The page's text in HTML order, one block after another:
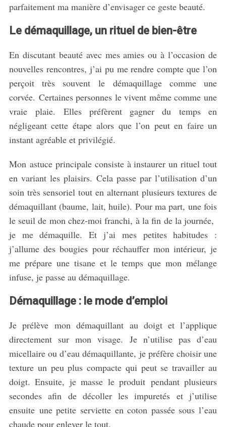
parfaitement ma manière d’envisager ce geste beauté.
Le démaquillage, un rituel de bien-être
En discutant beauté avec mes amies ou à l’occasion de
nouvelles rencontres, j’ai pu me rendre compte que l’on
perçoit très souvent le démaquillage comme une
corvée. Certaines personnes le vivent même comme une
vraie plaie. Elles préfèrent gagner du temps en
négligeant cette étape alors que l’on peut en faire un
instant agréable et privilégié.
Mon astuce principale consiste à instaurer un rituel tout
en variant les plaisirs. Cela passe par l’utilisation d’un
soin très sensoriel tout en alternant plusieurs textures de
démaquillant (baume, lait, huile). Pour ma part, une fois
le seuil de mon chez-moi franchi, à la fin de la journée,
je me démaquille. Et j’ai mes petites habitudes :
j’allume des bougies pour réchauffer mon intérieur, je
me prépare une tisane et le temps que mon mélange
infuse, je passe au démaquillage.
Démaquillage : le mode d’emploi
Je prélève mon démaquillant au doigt et l’applique
directement sur mon visage. Je n’utilise pas d’eau
micellaire ou d’eau démaquillante, je préfère choisir une
texture un peu plus compacte qui peut se travailler au
doigt. Ensuite, je masse le produit pendant plusieurs
secondes afin de décoller les impuretés et j’utilise
ensuite une petite serviette en coton passée sous l’eau
chaude pour enlever le tout.